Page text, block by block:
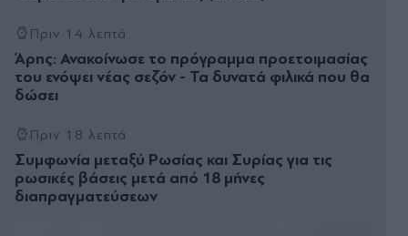
Πριν 14 λεπτά
Άρης: Ανακοίνωσε το πρόγραμμα προετοιμασίας
του ενόψει νέας σεζόν - Τα δυνατά φιλικά που θα
δώσει
Πριν 18 λεπτά
Συμφωνία μεταξύ Ρωσίας και Συρίας για τις
ρωσικές βάσεις μετά από 18 μήνες
διαπραγματεύσεων